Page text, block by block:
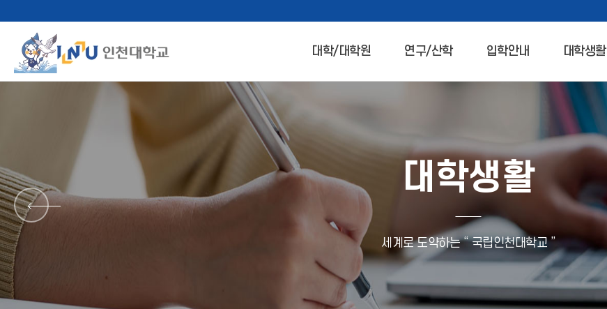
대학/대학원 연구/산학 입학안내 대학생활
대학생활
세계로 도약하는 “ 국립인천대학교 ”